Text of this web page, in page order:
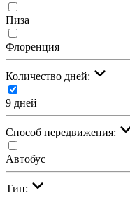
Пиза
Флоренция
Количество дней:
9 дней
Cпособ передвижения:
Автобус
Тип: